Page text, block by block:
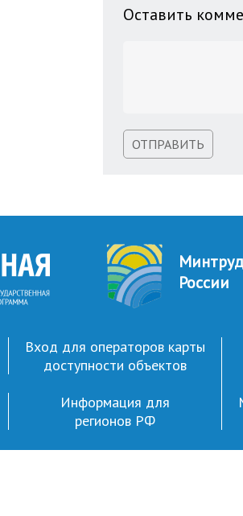
Оставить
ОТПРАВИТЬ
Минтруд
России
Вход для операторов карты
доступности объектов
Информация для
регионов РФ